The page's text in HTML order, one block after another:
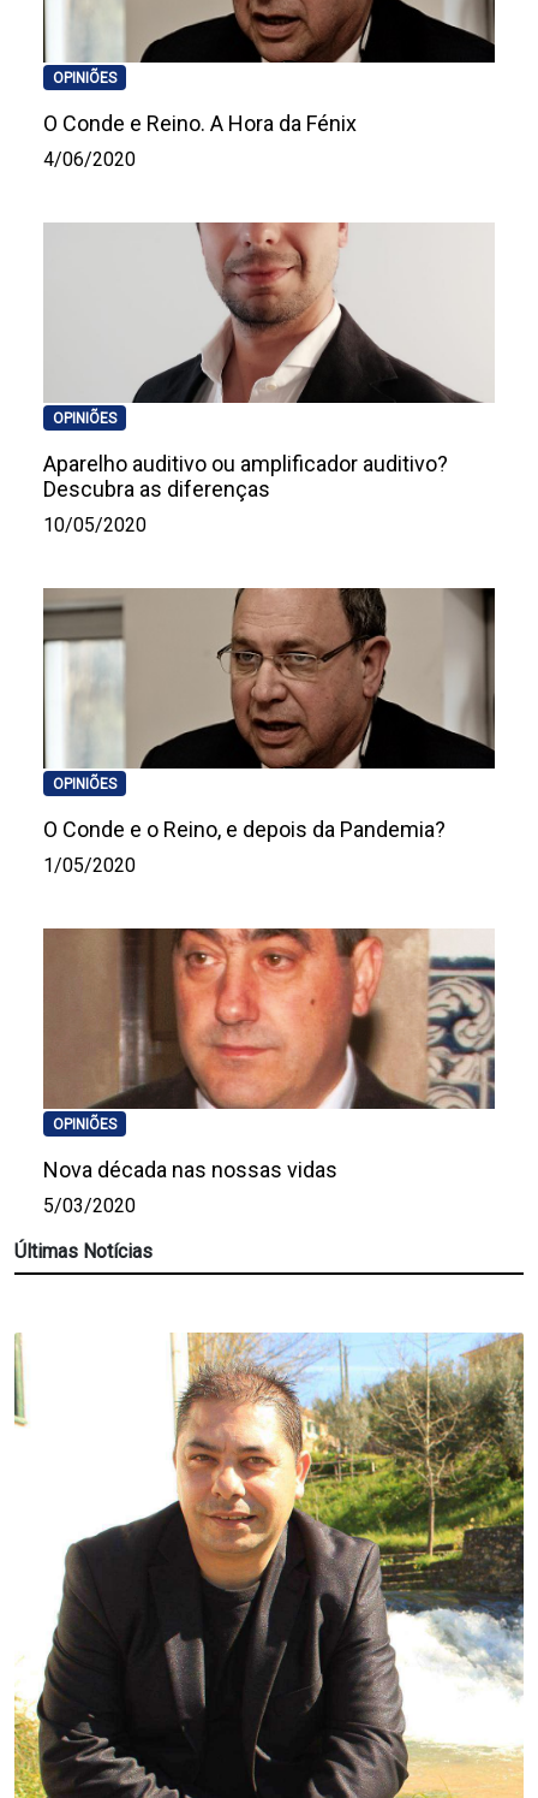
OPINIÕES
O Conde e Reino. A Hora da Fénix
4/06/2020
OPINIÕES
Aparelho auditivo ou amplificador auditivo?
Descubra as diferenças
10/05/2020
OPINIÕES
O Conde e o Reino, e depois da Pandemia?
1/05/2020
OPINIÕES
Nova década nas nossas vidas
5/03/2020
Últimas Notícias